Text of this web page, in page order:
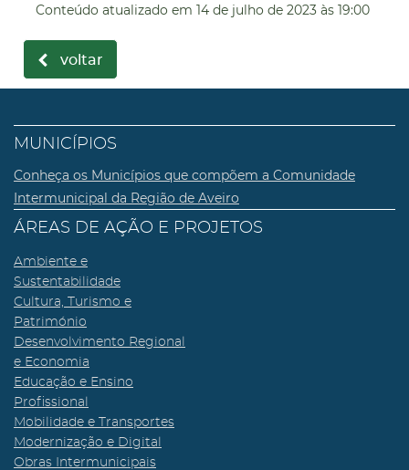
Conteúdo atualizado em 14 de julho de 2023 às 19:00
voltar
MUNICÍPIOS
Conheça os Municípios que compõem a Comunidade
Intermunicipal da Região de Aveiro
ÁREAS DE AÇÃO E PROJETOS
Ambiente e
Sustentabilidade
Cultura, Turismo e
Património
Desenvolvimento Regional
e Economia
Educação e Ensino
Profissional
Mobilidade e Transportes
Modernização e Digital
Obras Intermunicipais